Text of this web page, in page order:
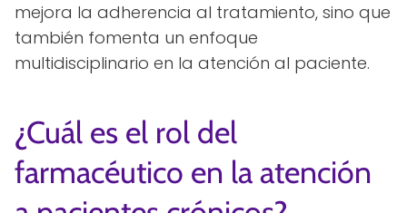
mejora la adherencia al tratamiento, sino que
también fomenta un enfoque
multidisciplinario en la atención al paciente.
¿Cuál es el rol del
farmacéutico en la atención